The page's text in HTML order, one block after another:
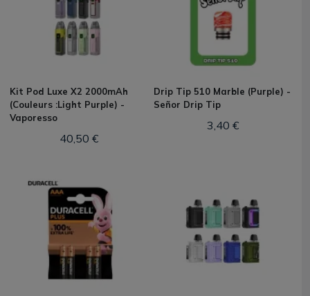
Kit Pod Luxe X2 2000mAh
(Couleurs :Light Purple) -
Vaporesso
40,50 €
Drip Tip 510 Marble (Purple) -
Señor Drip Tip
3,40 €